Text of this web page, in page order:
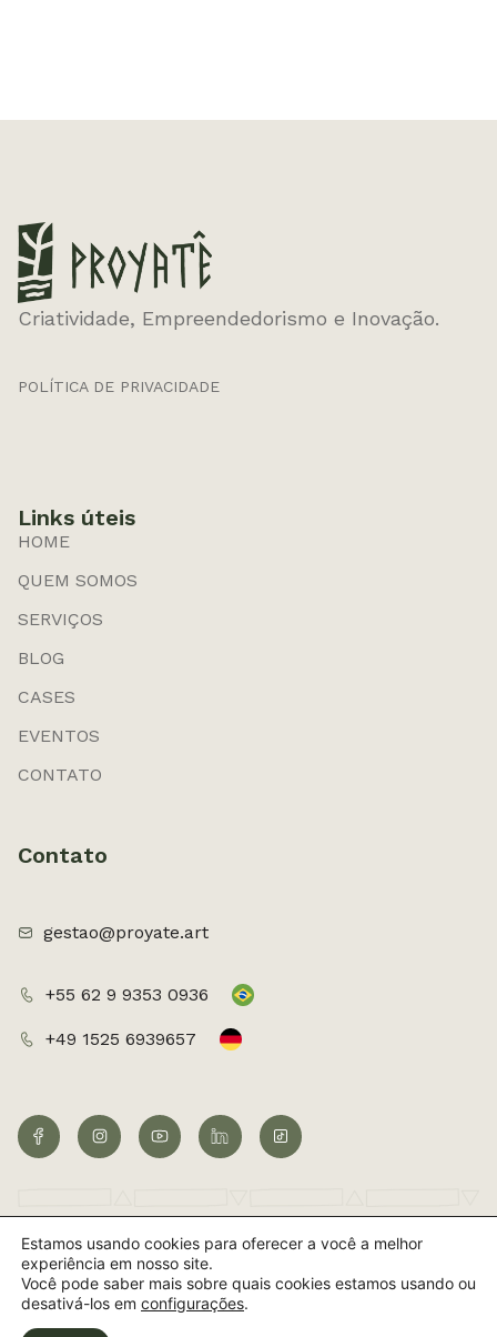
Criatividade, Empreendedorismo e Inovação.
POLÍTICA DE PRIVACIDADE
Links úteis
HOME
QUEM SOMOS
SERVIÇOS
BLOG
CASES
EVENTOS
CONTATO
Contato
gestao@proyate.art
+55 62 9 9353 0936
+49 1525 6939657
©2026 Todos os direitos reservados
Criação de Site por UpSites
Estamos usando cookies para oferecer a você a melhor
experiência em nosso site.
Você pode saber mais sobre quais cookies estamos usando ou
desativá-los em configurações.